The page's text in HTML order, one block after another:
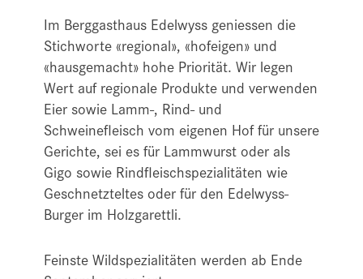
Im Berggasthaus Edelwyss geniessen die
Stichworte «regional», «hofeigen» und
«hausgemacht» hohe Priorität. Wir legen
Wert auf regionale Produkte und verwenden
Eier sowie Lamm-, Rind- und
Schweinefleisch vom eigenen Hof für unsere
Gerichte, sei es für Lammwurst oder als
Gigo sowie Rindfleischspezialitäten wie
Geschnetzteltes oder für den Edelwyss-
Burger im Holzgarettli.
Feinste Wildspezialitäten werden ab Ende